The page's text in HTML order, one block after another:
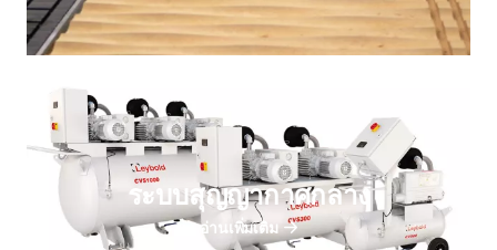
ระบบสุญญากาศกลาง
อ่านเพิ่มเติม